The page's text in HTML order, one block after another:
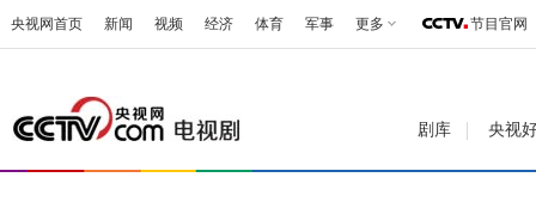
央视网首页 新闻 视频 经济 体育 军事 更多 节目官网
剧库 央视